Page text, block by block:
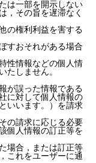
は一部を開示しない
，その旨を遅滞なく
の権利利益を害する
すおそれがある場合
性情報などの個人情
たしません。
が誤った情報である
に対して個人情報の
いいます。）を請求
の請求に応じる必要
個人情報の訂正等を
場合，または訂正等
これをユーザーに通